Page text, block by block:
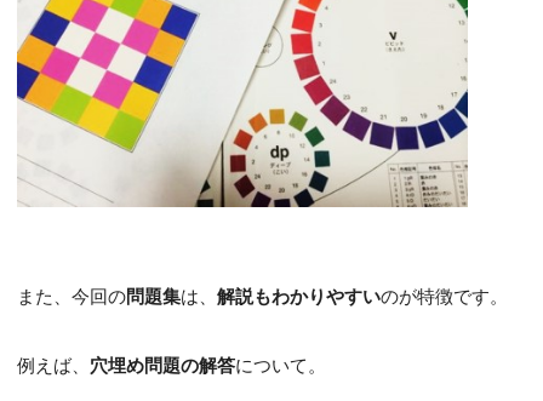
また、今回の問題集は、 解説もわかりやすいのが特徴です。
例えば、 穴埋め問題の解答について。